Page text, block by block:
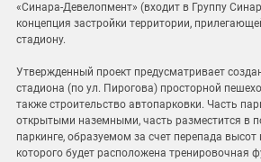
«Синара-Девелопмент» (входит в Группу
концепция застройки территории,
стадиону.
Утвержденный проект предусматривает
стадиона (по ул. Пирогова) просторной
также строительство автопарковки. Часть
открытыми наземными, часть разместится в
паркинге, образуемом за счет перепада
которого будет расположена тренировочная